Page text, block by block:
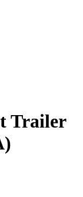
Trailer